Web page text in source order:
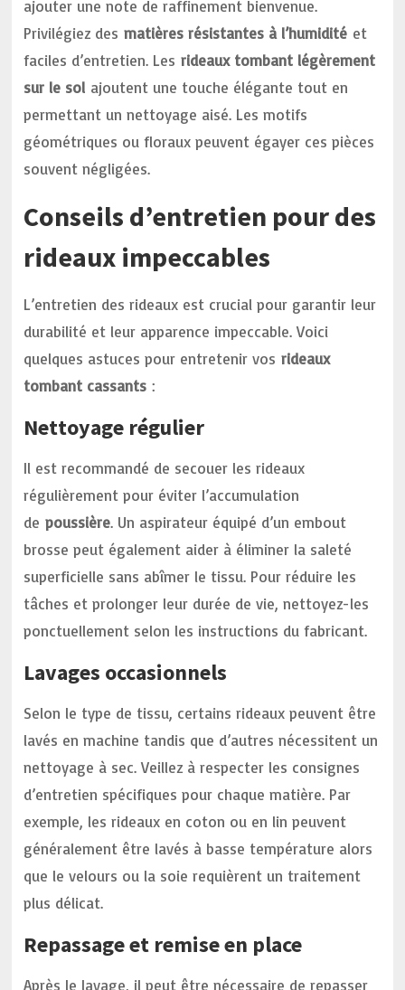
ajouter une note de raffinement bienvenue.
Privilégiez desmatières résistantes à l’humidité et
faciles d’entretien. Lesrideaux tombant légèrement
sur le sol ajoutent une touche élégante tout en
permettant un nettoyage aisé. Les motifs
géométriques ou floraux peuvent égayer ces pièces
souvent négligées.
Conseils d’entretien pour des
rideaux impeccables
L’entretien des rideaux est crucial pour garantir leur
durabilité et leur apparence impeccable. Voici
quelques astuces pour entretenir vosrideaux
tombant cassants :
Nettoyage régulier
Il est recommandé de secouer les rideaux
régulièrement pour éviter l’accumulation
depoussière. Un aspirateur équipé d’un embout
brosse peut également aider à éliminer la saleté
superficielle sans abîmer le tissu. Pour réduire les
tâches et prolonger leur durée de vie, nettoyez-les
ponctuellement selon les instructions du fabricant.
Lavages occasionnels
Selon le type de tissu, certains rideaux peuvent être
lavés en machine tandis que d’autres nécessitent un
nettoyage à sec. Veillez à respecter les consignes
d’entretien spécifiques pour chaque matière. Par
exemple, les rideaux en coton ou en lin peuvent
généralement être lavés à basse température alors
que le velours ou la soie requièrent un traitement
plus délicat.
Repassage et remise en place
Après le lavage, il peut être nécessaire de repasser